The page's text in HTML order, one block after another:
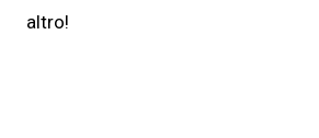
altro!